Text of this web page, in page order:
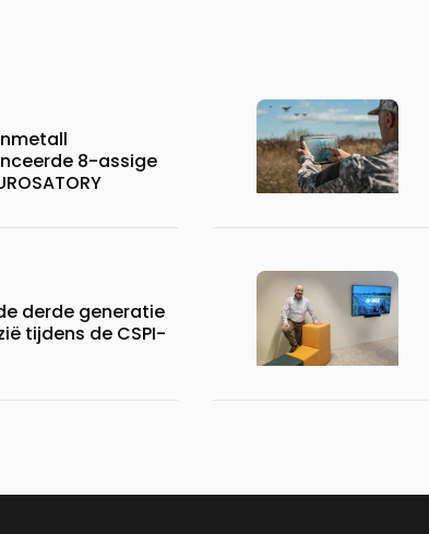
8-assige
derde generatie
tijdens de CSPI-